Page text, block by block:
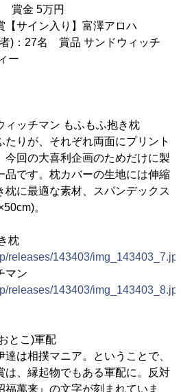
賞金 5万円
り】富澤アロハ
者)：27名 賞品 サンドウィッチ
ー
ィッチマン もふもふ抱き枕
りが、それぞれ両面にプリント
今回の大喜利企画のためだけに製
品です。枕カバーの生地には伸縮
枕に最適な素材、スパンデックス
。
枕
releases/143403/
マン
releases/143403/
とこ)軍配
は相撲マニア。ということで、
は、縁起物でもある軍配に。反対
萬来』の文字が刻まれていま